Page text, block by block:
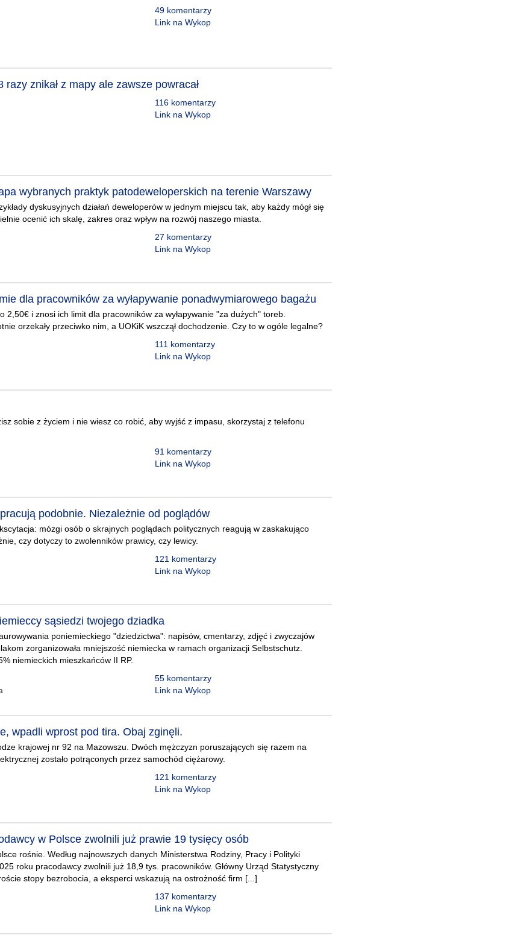
49 komentarzy
Link na Wykop
razy znikał z mapy ale zawsze powracał
116 komentarzy
Link na Wykop
wybranych praktyk patodeweloperskich na terenie Warszawy
dyskusyjnych działań deweloperów w jednym miejscu tak, aby każdy mógł się
ocenić ich skalę, zakres oraz wpływ na rozwój naszego miasta.
27 komentarzy
Link na Wykop
dla pracowników za wyłapywanie ponadwymiarowego bagażu
2,50€ i znosi ich limit dla pracowników za wyłapywanie "za dużych" toreb.
orzekały przeciwko nim, a UOKiK wszczął dochodzenie. Czy to w ogóle legalne?
111 komentarzy
Link na Wykop
sobie z życiem i nie wiesz co robić, aby wyjść z impasu, skorzystaj z telefonu
91 komentarzy
Link na Wykop
podobnie. Niezależnie od poglądów
mózgi osób o skrajnych poglądach politycznych reagują w zaskakująco
czy dotyczy to zwolenników prawicy, czy lewicy.
121 komentarzy
Link na Wykop
sąsiedzi twojego dziadka
poniemieckiego "dziedzictwa": napisów, cmentarzy, zdjęć i zwyczajów
zorganizowała mniejszość niemiecka w ramach organizacji Selbstschutz.
niemieckich mieszkańców II RP.
55 komentarzy
Link na Wykop
wpadli wprost pod tira. Obaj zginęli.
krajowej nr 92 na Mazowszu. Dwóch mężczyzn poruszających się razem na
zostało potrąconych przez samochód ciężarowy.
121 komentarzy
Link na Wykop
w Polsce zwolnili już prawie 19 tysięcy osób
rośnie. Według najnowszych danych Ministerstwa Rodziny, Pracy i Polityki
roku pracodawcy zwolnili już 18,9 tys. pracowników. Główny Urząd Statystyczny
stopy bezrobocia, a eksperci wskazują na ostrożność firm [...]
137 komentarzy
Link na Wykop